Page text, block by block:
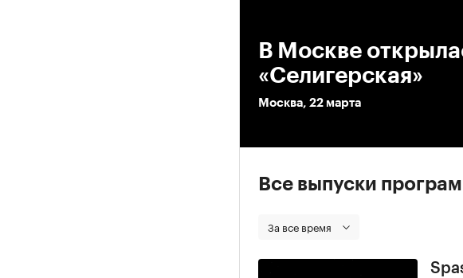
В Москве
«Селигерская»
Москва, 22 марта
Все выпуски
За все время